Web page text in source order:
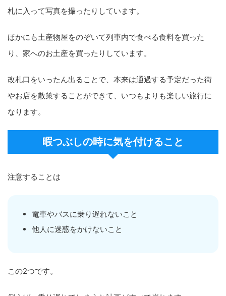
札に入って写真を撮ったりしています。
ほかにも土産物屋をのぞいて列車内で食べる食料を買った
り、家へのお土産を買ったりしています。
改札口をいったん出ることで、本来は通過する予定だった街
やお店を散策することができて、いつもよりも楽しい旅行に
なります。
暇つぶしの時に気を付けること
注意することは
電車やバスに乗り遅れないこと
他人に迷惑をかけないこと
この2つです。